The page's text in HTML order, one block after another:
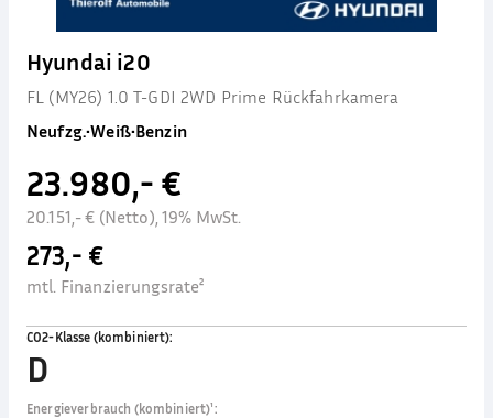
Hyundai i20
FL (MY26) 1.0 T-GDI 2WD Prime Rückfahrkamera
Neufzg.•Weiß•Benzin
23.980,- €
20.151,- € (Netto), 19% MwSt.
273,- €
mtl. Finanzierungsrate²
CO2-Klasse (kombiniert):
D
Energieverbrauch (kombiniert)¹: